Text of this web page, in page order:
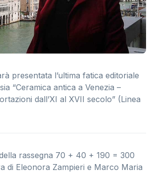
presentata l’ultima fatica editoriale
“Ceramica antica a Venezia –
dall’XI al XVII secolo” (Linea
rassegna 70 + 40 + 190 = 300
di Eleonora Zampieri e Marco Maria